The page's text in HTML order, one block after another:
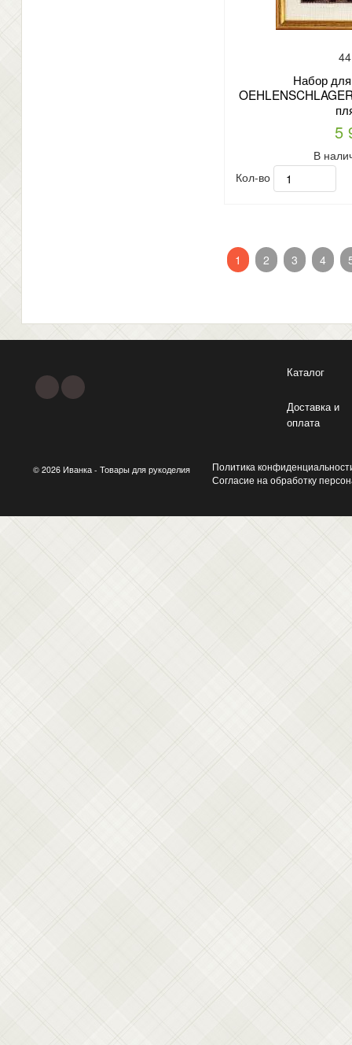
Набор
5
В
Кол-во
1 2 3 4
Каталог
Доставка и
оплата
© 2026 Иванка - Товары для рукоделия
Политика
Согласие на обработку